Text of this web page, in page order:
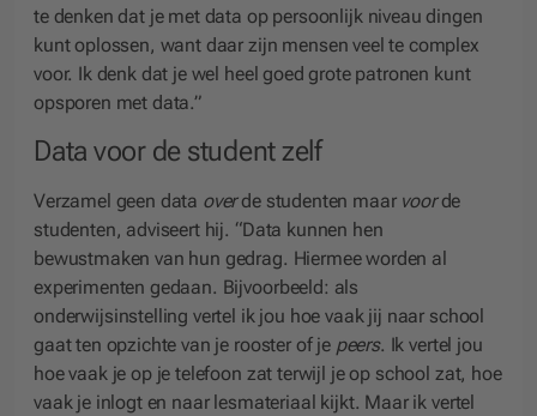
te denken dat je met data op persoonlijk niveau dingen
kunt oplossen, want daar zijn mensen veel te complex
voor. Ik denk dat je wel heel goed grote patronen kunt
opsporen met data.”
Data voor de student zelf
Verzamel geen data overde studenten maar voorde
studenten, adviseert hij. “Data kunnen hen
bewustmaken van hun gedrag. Hiermee worden al
experimenten gedaan. Bijvoorbeeld: als
onderwijsinstelling vertel ik jou hoe vaak jij naar school
gaat ten opzichte van je rooster of je peers. Ik vertel jou
hoe vaak je op je telefoon zat terwijl je op school zat, hoe
vaak je inlogt en naar lesmateriaal kijkt. Maar ik vertel